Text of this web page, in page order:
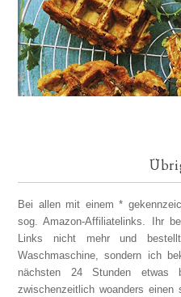
Bei allen mit einem *
sog. Amazon-Affiliatelinks. Ihr
Links nicht mehr und
Waschmaschine, sondern ich
nächsten 24 Stunden etwas
zwischenzeitlich woanders